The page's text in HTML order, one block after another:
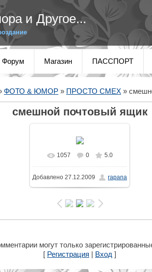
и Другое...
Форум Магазин ПАССПОРТ
ФОТО & ЮМОР » ПРОСТО СМЕХ »
смешной почтовый ящик
В реальном размере
750x702/ 64.0Kb
1057 0 5.0
Добавлено 27.12.2009 rapana
могут только
[ Регистрация Вход ]